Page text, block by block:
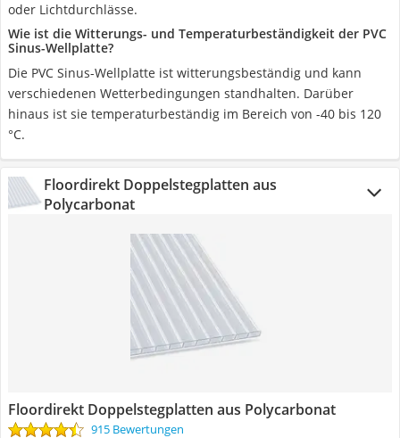
oder Lichtdurchlässe.
Wie ist die Witterungs- und Temperaturbeständigkeit der PVC
Sinus-Wellplatte?
Die PVC Sinus-Wellplatte ist witterungsbeständig und kann
verschiedenen Wetterbedingungen standhalten. Darüber
hinaus ist sie temperaturbeständig im Bereich von -40 bis 120
°C.
Floordirekt Doppelstegplatten aus
Polycarbonat
Floordirekt Doppelstegplatten aus Polycarbonat
915 Bewertungen